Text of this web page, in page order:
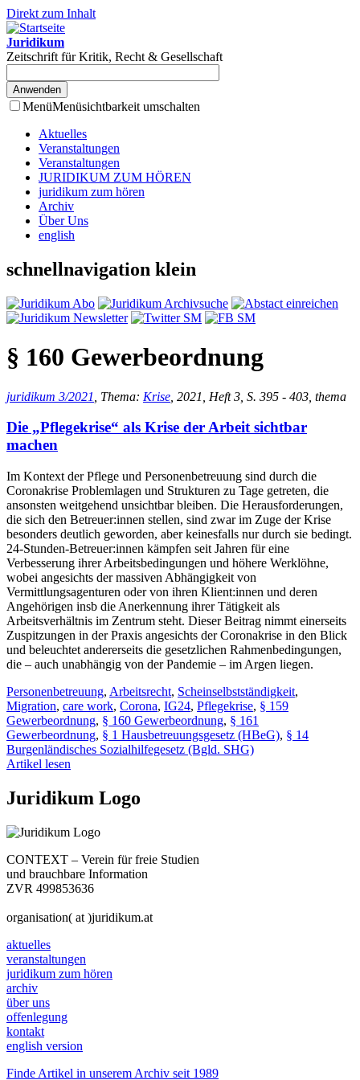
Direkt zum Inhalt
Juridikum
Zeitschrift für Kritik, Recht & Gesellschaft
MenüMenüsichtbarkeit umschalten
Aktuelles
Veranstaltungen
Veranstaltungen
JURIDIKUM ZUM HÖREN
juridikum zum hören
Archiv
Über Uns
english
schnellnavigation klein
§ 160 Gewerbeordnung
juridikum 3/2021 , Thema: Krise , 2021, Heft 3, S. 395 - 403, thema
Die „Pflegekrise“ als Krise der Arbeit sichtbar
machen
Im Kontext der Pflege und Personenbetreuung sind durch die
Coronakrise Problemlagen und Strukturen zu Tage getreten, die
ansonsten weitgehend unsichtbar bleiben. Die Herausforderungen,
die sich den Betreuer:innen stellen, sind zwar im Zuge der Krise
besonders deutlich geworden, aber keinesfalls nur durch sie bedingt.
24-Stunden-Betreuer:innen kämpfen seit Jahren für eine
Verbesserung ihrer Arbeitsbedingungen und höhere Werklöhne,
wobei angesichts der massiven Abhängigkeit von
Vermittlungsagenturen oder von ihren Klient:innen und deren
Angehörigen insb die Anerkennung ihrer Tätigkeit als
Arbeitsverhältnis im Zentrum steht. Dieser Beitrag nimmt einerseits
Zuspitzungen in der Praxis angesichts der Coronakrise in den Blick
und beleuchtet andererseits die gesetzlichen Rahmenbedingungen,
die – auch unabhängig von der Pandemie – im Argen liegen.
Personenbetreuung, Arbeitsrecht, Scheinselbstständigkeit,
Migration, care work, Corona, IG24, Pflegekrise, § 159
Gewerbeordnung, § 160 Gewerbeordnung, § 161
Gewerbeordnung, § 1 Hausbetreuungsgesetz (HBeG), § 14
Burgenländisches Sozialhilfegesetz (Bgld. SHG)
Artikel lesen
Juridikum Logo
CONTEXT – Verein für freie Studien
und brauchbare Information
ZVR 499853636
organisation( at )juridikum.at
aktuelles
veranstaltungen
juridikum zum hören
archiv
über uns
offenlegung
kontakt
english version
Finde Artikel in unserem Archiv seit 1989